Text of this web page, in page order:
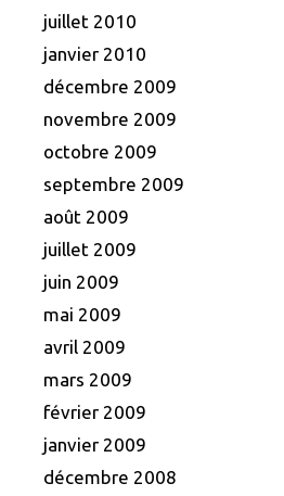
juillet 2010
janvier 2010
décembre 2009
novembre 2009
octobre 2009
septembre 2009
août 2009
juillet 2009
juin 2009
mai 2009
avril 2009
mars 2009
février 2009
janvier 2009
décembre 2008